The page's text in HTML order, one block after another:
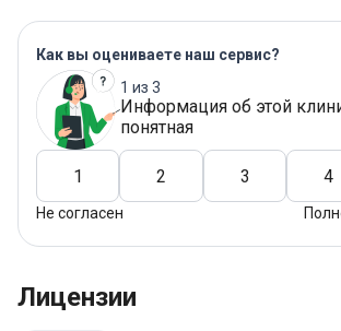
Как вы оцениваете наш сервис?
1 из 3
Информация об этой
понятная
1 2 3 4
Не согласен
Лицензии